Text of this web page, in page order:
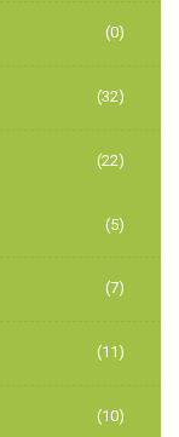
(0)
(32)
(22)
(5)
(7)
(11)
(10)